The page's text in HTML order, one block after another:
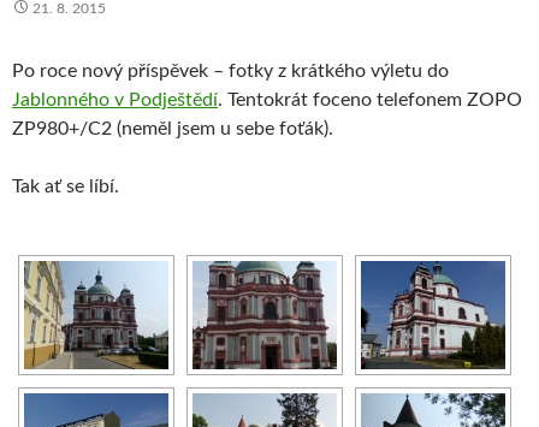
21. 8. 2015
Po roce nový příspěvek – fotky z krátkého výletu do
Jablonného v Podještědí. Tentokrát foceno telefonem ZOPO
ZP980+/C2 (neměl jsem u sebe foťák).
Tak ať se líbí.